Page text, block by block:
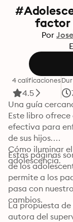
factor
Por
4 calificaciones
4.5
Una guía
Este libro
efectiva para
de sus hijos.
Cómo iluminar
adolescencia.
Estas páginas
de los
permite a los
pasa con
cambios.
La propuesta
autora del